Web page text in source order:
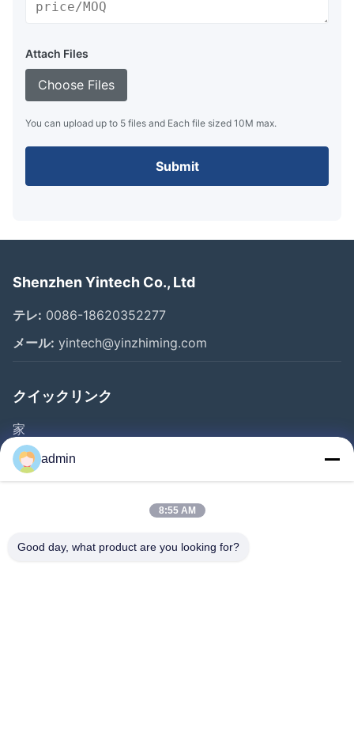
Attach Files
Choose Files
You can upload up to 5 files and Each file sized 10M max.
Submit
Shenzhen Yintech Co., Ltd
テレ: 0086-18620352277
メール: yintech@yinzhiming.com
クイックリンク
家
プロダクト
ビデオ
工場旅行
admin
8:55 AM
Good day, what product are you looking for?